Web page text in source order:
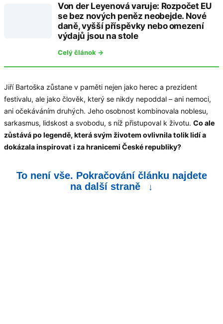
Von der Leyenová varuje: Rozpočet EU
se bez nových peněz neobejde. Nové
daně, vyšší příspěvky nebo omezení
výdajů jsou na stole
Celý článok →
Jiří Bartoška zůstane v paměti nejen jako herec a prezident
festivalu, ale jako člověk, který se nikdy nepoddal – ani nemoci,
ani očekáváním druhých. Jeho osobnost kombinovala noblesu,
sarkasmus, lidskost a svobodu, s níž přistupoval k životu. Co ale
zůstává po legendě, která svým životem ovlivnila tolik lidí a
dokázala inspirovat i za hranicemi České republiky?
To není vše. Pokračování článku najdete
na další straně
↓